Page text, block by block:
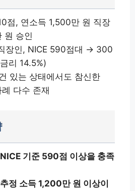
점, 연소득 1,500만 원 직장
승인
장인, NICE 590점대 → 300
리 14.5%)
있는 상태에서도 참신한
다수 존재
기준 590점 이상을 충족
정 소득 1,200만 원 이상이